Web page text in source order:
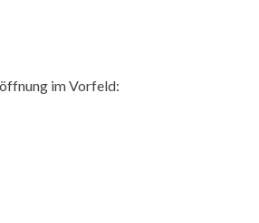
im Vorfeld: